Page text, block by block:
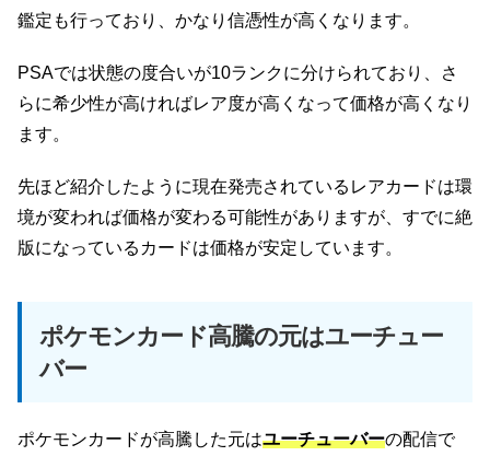
鑑定も行っており、かなり信憑性が高くなります。
PSAでは状態の度合いが10ランクに分けられており、さ
らに希少性が高ければレア度が高くなって価格が高くなり
ます。
先ほど紹介したように現在発売されているレアカードは環
境が変われば価格が変わる可能性がありますが、すでに絶
版になっているカードは価格が安定しています。
ポケモンカード高騰の元はユーチュー
バー
ポケモンカードが高騰した元はユーチューバーの配信で